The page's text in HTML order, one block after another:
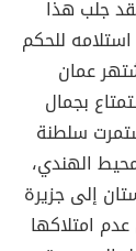
حدوث انقلاب عام 1970م، فقد جلب هذا
للحكم
عمان
بجمال
سلطنة
الهندي،
إلى جزيرة
امتلاكها